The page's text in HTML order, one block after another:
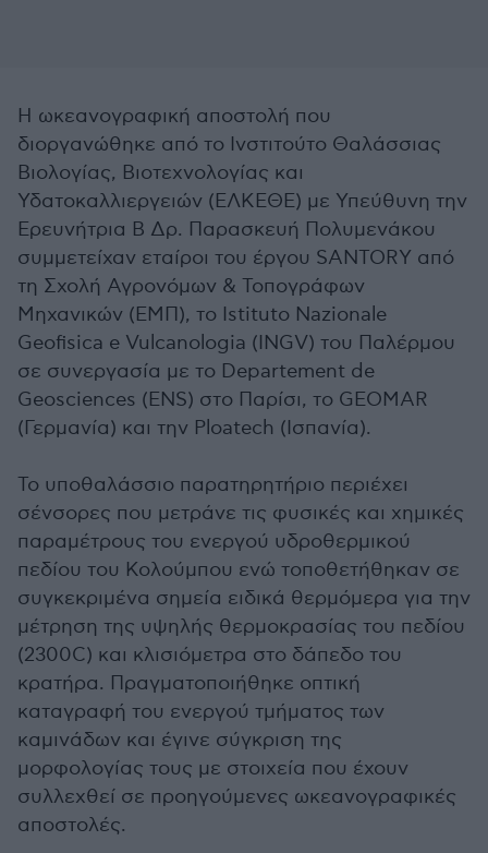
Η ωκεανογραφική αποστολή που
διοργανώθηκε από το Ινστιτούτο Θαλάσσιας
Βιολογίας, Βιοτεχνολογίας και
Υδατοκαλλιεργειών (ΕΛΚΕΘΕ) με Υπεύθυνη την
Ερευνήτρια Β Δρ. Παρασκευή Πολυμενάκου
συμμετείχαν εταίροι του έργου SANTORY από
τη Σχολή Αγρονόμων & Τοπογράφων
Μηχανικών (ΕΜΠ), το Istituto Nazionale
Geofisica e Vulcanologia (INGV) του Παλέρμου
σε συνεργασία με το Departement de
Geosciences (ENS) στο Παρίσι, το GEOMAR
(Γερμανία) και την Ploatech (Ισπανία).
Το υποθαλάσσιο παρατηρητήριο περιέχει
σένσορες που μετράνε τις φυσικές και χημικές
παραμέτρους του ενεργού υδροθερμικού
πεδίου του Κολούμπου ενώ τοποθετήθηκαν σε
συγκεκριμένα σημεία ειδικά θερμόμερα για την
μέτρηση της υψηλής θερμοκρασίας του πεδίου
(2300C) και κλισιόμετρα στο δάπεδο του
κρατήρα. Πραγματοποιήθηκε οπτική
καταγραφή του ενεργού τμήματος των
καμινάδων και έγινε σύγκριση της
μορφολογίας τους με στοιχεία που έχουν
συλλεχθεί σε προηγούμενες ωκεανογραφικές
αποστολές.